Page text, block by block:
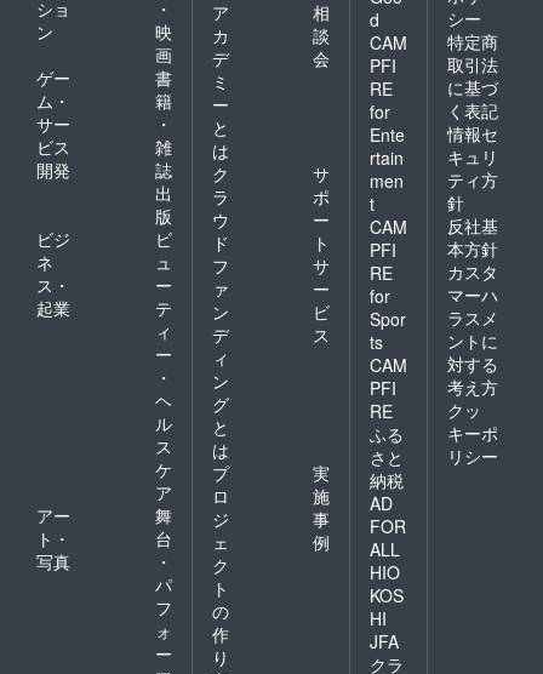
ショ
ン
・
映
画
ゲー
ム・
サー
ビス
開発
書
籍
・
雑
誌
出
版
ビジ
ネ
ス・
起業
ビ
ュ
ー
テ
ィ
ー
・
ヘ
ル
ス
ケ
ア
アー
ト・
写真
舞
台
・
パ
フ
ォ
ー
ア
カ
デ
ミ
ー
と
は
相
談
会
ク
ラ
ウ
ド
フ
ァ
ン
デ
ィ
ン
グ
と
は
サ
ポ
ー
ト
サ
ー
ビ
ス
プ
ロ
ジ
ェ
ク
ト
の
作
り
実
施
事
例
d
CAM
PFI
RE
for
Ente
rtain
men
t
CAM
PFI
RE
for
Spor
ts
CAM
PFI
RE
ふる
さと
納税
AD
FOR
ALL
HIO
KOS
HI
JFA
クラ
シー
特定商
取引法
に基づ
く表記
情報セ
キュリ
ティ方
針
反社基
本方針
カスタ
マーハ
ラスメ
ントに
対する
考え方
クッ
キーポ
リシー